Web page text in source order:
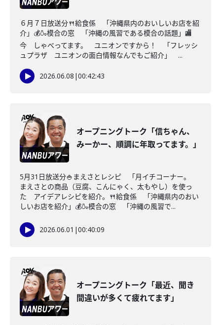
６月７日放送分🍴給食係 「沖縄県内のおいしいお店を紹
介」💰🍶模合の窓 「沖縄の風習である模合の話題」🏬
今 しゃべってます。 ユニオンですから！ 「フレッシ
ュプラザ ユニオンの面白情報なんでもご紹介」 ...
2026.06.08 |00:42:43
オープニングトーク「信ちゃん、
みーかー、順調に年取ってます。」
5月31日放送分🍚まえさとレシピ 「月イチコーナー。
まえさとの商品（豆腐、こんにゃく、太もやし）を使っ
た アイデアレシピを紹介。🍴給食係 「沖縄県内のおい
しいお店を紹介」💰🍶模合の窓 「沖縄の風習で...
2026.06.01 |00:40:09
オープニングトーク「最近、聞き
間違いが多くて疲れてます」